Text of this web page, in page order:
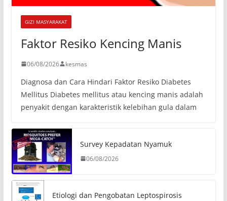
GIZI MASYARAKAT
Faktor Resiko Kencing Manis
06/08/2026 kesmas
Diagnosa dan Cara Hindari Faktor Resiko Diabetes
Mellitus Diabetes mellitus atau kencing manis adalah
penyakit dengan karakteristik kelebihan gula dalam
Survey Kepadatan Nyamuk
06/08/2026
Etiologi dan Pengobatan Leptospirosis